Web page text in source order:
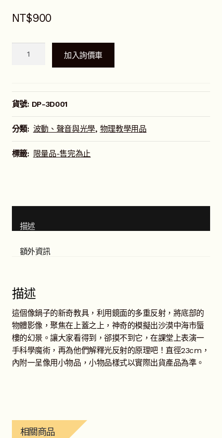
NT$900
模
擬
器
數
量
加入詢價車
貨號: DP-3D001
分類: 波動、聲音與光學, 物理教學用品
標籤: 限量品-售完為止
描述
額外資訊
描述
這個像鍋子的新奇教具，利用鏡面的多重反射，將底部的
物體影像，聚焦在上蓋之上，神奇的模擬出沙漠中海市蜃
樓的幻景。讓大家看得到，郤摸不到它，在課堂上表演一
手科學魔術，再為他們解釋光反射的原理吧！直徑23cm，
內附一呈像用小物品，小物品樣式以實際出貨產品為準。
相關商品